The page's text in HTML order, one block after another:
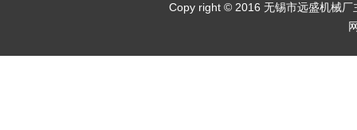
Copy right © 2016 无锡市远盛机械